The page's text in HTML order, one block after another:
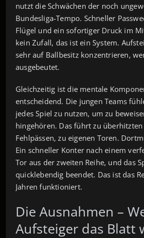
nutzt die Schwächen der noch
Bundesliga‑Tempo. Schneller
Flügel und ein sofortiger Druck im
kein Zufall, das ist ein System.
sehr auf Ballbesitz konzentrieren,
ausgebeutet.
Gleichzeitig ist die mentale
entscheidend. Die jungen Teams
jedes Spiel zu nutzen, um zu
hingehören. Das führt zu
Fehlpässen, zu eigenen Toren.
Ein schneller Konter nach einem
Tor aus der zweiten Reihe, und das
quicklebendig beendet. Das ist das
Jahren funktioniert.
Die Ausnahmen –
Aufsteiger das Blatt